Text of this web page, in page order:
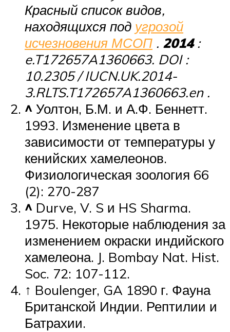
Красный список видов,
находящихся под угрозой
исчезновения МСОП . 2014:
e.T172657A1360663. DOI :
10.2305 / IUCN.UK.2014-
3.RLTS.T172657A1360663.en .
^ Уолтон, Б.М. и А.Ф. Беннетт.
1993. Изменение цвета в
зависимости от температуры у
кенийских хамелеонов.
Физиологическая зоология 66
(2): 270-287
^ Durve, V. S и HS Sharma.
1975. Некоторые наблюдения за
изменением окраски индийского
хамелеона. J. Bombay Nat. Hist.
Soc. 72: 107-112.
↑ Boulenger, GA 1890 г. Фауна
Британской Индии. Рептилии и
Батрахии.